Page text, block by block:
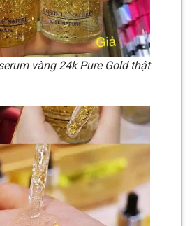
vàng 24k Pure Gold thật